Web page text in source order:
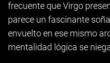
frecuente que Virgo
parece un fascinante
envuelto en ese mismo
mentalidad lógica se